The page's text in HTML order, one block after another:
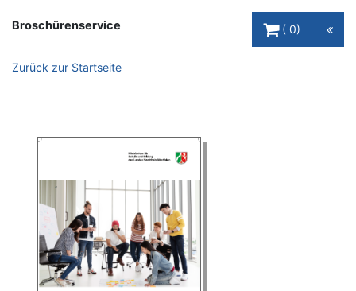
Broschürenservice
0
Zurück zur Startseite